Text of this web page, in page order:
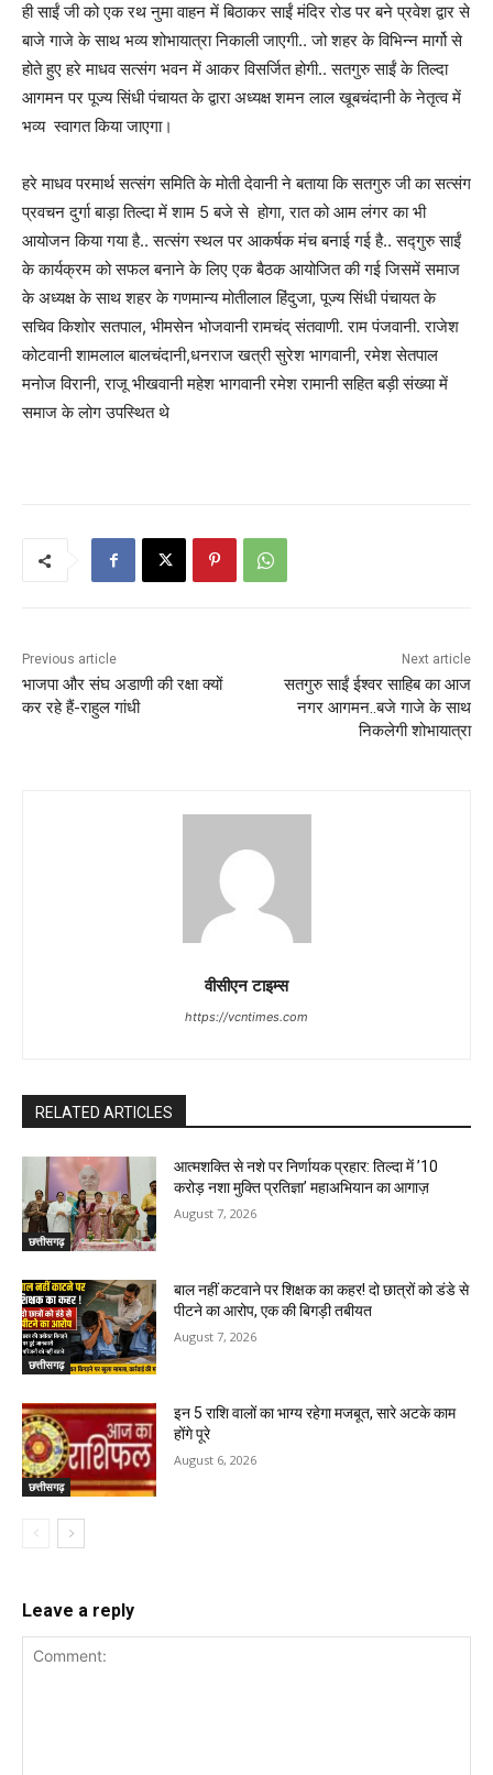
ही साईं जी को एक रथ नुमा वाहन में बिठाकर साईं मंदिर रोड पर बने प्रवेश द्वार से
बाजे गाजे के साथ भव्य शोभायात्रा निकाली जाएगी.. जो शहर के विभिन्न मार्गो से
होते हुए हरे माधव सत्संग भवन में आकर विसर्जित होगी.. सतगुरु साईं के तिल्दा
आगमन पर पूज्य सिंधी पंचायत के द्वारा अध्यक्ष शमन लाल खूबचंदानी के नेतृत्व में
भव्य स्वागत किया जाएगा।
हरे माधव परमार्थ सत्संग समिति के मोती देवानी ने बताया कि सतगुरु जी का सत्संग
प्रवचन दुर्गा बाड़ा तिल्दा में शाम 5 बजे से होगा, रात को आम लंगर का भी
आयोजन किया गया है.. सत्संग स्थल पर आकर्षक मंच बनाई गई है.. सद्गुरु साईं
के कार्यक्रम को सफल बनाने के लिए एक बैठक आयोजित की गई जिसमें समाज
के अध्यक्ष के साथ शहर के गणमान्य मोतीलाल हिंदुजा, पूज्य सिंधी पंचायत के
सचिव किशोर सतपाल, भीमसेन भोजवानी रामचंद् संतवाणी. राम पंजवानी. राजेश
कोटवानी शामलाल बालचंदानी,धनराज खत्री सुरेश भागवानी, रमेश सेतपाल
मनोज विरानी, राजू भीखवानी महेश भागवानी रमेश रामानी सहित बड़ी संख्या में
समाज के लोग उपस्थित थे
Previous article
भाजपा और संघ अडाणी की रक्षा क्यों
कर रहे हैं-राहुल गांधी
Next article
सतगुरु साईं ईश्वर साहिब का आज
नगर आगमन..बजे गाजे के साथ
निकलेगी शोभायात्रा
वीसीएन टाइम्स
https://vcntimes.com
RELATED ARTICLES
छत्तीसगढ़
आत्मशक्ति से नशे पर निर्णायक प्रहार: तिल्दा में ’10
करोड़ नशा मुक्ति प्रतिज्ञा’ महाअभियान का आगाज़
August 7, 2026
छत्तीसगढ़
बाल नहीं कटवाने पर शिक्षक का कहर! दो छात्रों को डंडे से
पीटने का आरोप, एक की बिगड़ी तबीयत
August 7, 2026
छत्तीसगढ़
इन 5 राशि वालों का भाग्य रहेगा मजबूत, सारे अटके काम
होंगे पूरे
August 6, 2026
Leave a reply